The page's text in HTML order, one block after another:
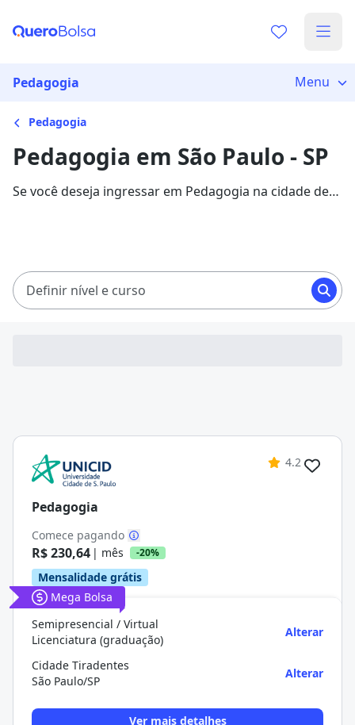
Pedagogia Menu
Pedagogia
Pedagogia em São Paulo - SP
Se você deseja ingressar em Pedagogia na cidade de
Definir nível e curso
4.2
Pedagogia
Comece pagando
R$ 230,64 | mês -20%
Mensalidade grátis
Mega Bolsa
Semipresencial / Virtual
Licenciatura (graduação)
Alterar
Cidade Tiradentes
São Paulo/SP
Alterar
Ver mais detalhes